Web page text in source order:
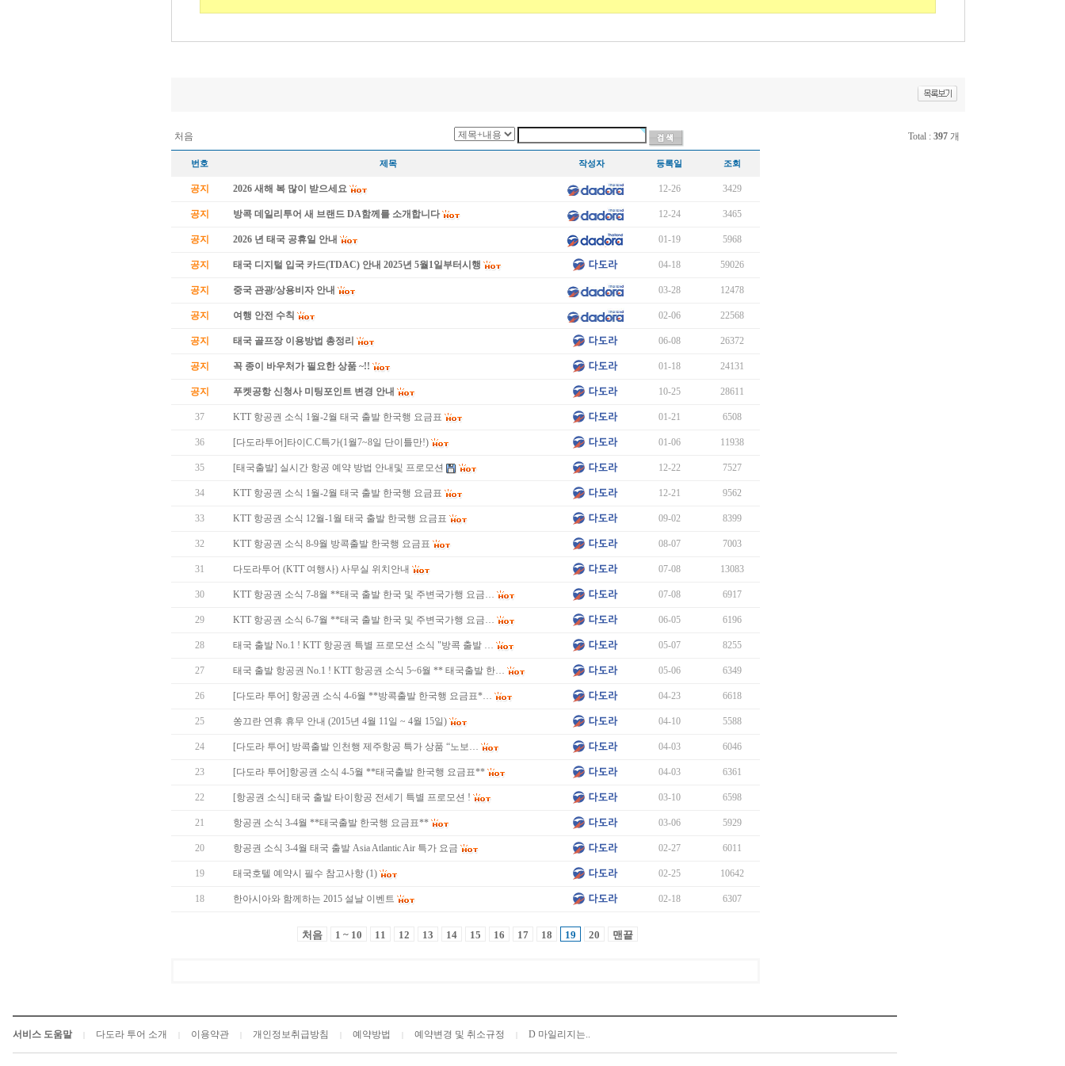
처음 Total : 397 개
번호 제목 작성자 등록일 조회
공지 2026 새해 복 많이 받으세요 12-26 3429
공지 방콕 데일리투어 새 브랜드 DA함께를 소개합니다 12-24 3465
공지 2026 년 태국 공휴일 안내 01-19 5968
공지 태국 디지털 입국 카드(TDAC) 안내 2025년 5월1일부터시행 04-18 59026
공지 중국 관광/상용비자 안내 03-28 12478
공지 여행 안전 수칙 02-06 22568
공지 태국 골프장 이용방법 총정리 06-08 26372
공지 꼭 종이 바우처가 필요한 상품 ~!! 01-18 24131
공지 푸켓공항 신청사 미팅포인트 변경 안내 10-25 28611
37 KTT 항공권 소식 1월-2월 태국 출발 한국행 요금표 01-21 6508
36 [다도라투어]타이C.C특가(1월7~8일 단이틀만!) 01-06 11938
35 [태국출발] 실시간 항공 예약 방법 안내및 프로모션 12-22 7527
34 KTT 항공권 소식 1월-2월 태국 출발 한국행 요금표 12-21 9562
33 KTT 항공권 소식 12월-1월 태국 출발 한국행 요금표 09-02 8399
32 KTT 항공권 소식 8-9월 방콕출발 한국행 요금표 08-07 7003
31 다도라투어 (KTT 여행사) 사무실 위치안내 07-08 13083
30 KTT 항공권 소식 7-8월 **태국 출발 한국 및 주변국가행 요금… 07-08 6917
29 KTT 항공권 소식 6-7월 **태국 출발 한국 및 주변국가행 요금… 06-05 6196
28 태국 출발 No.1 ! KTT 항공권 특별 프로모션 소식 "방콕 출발 … 05-07 8255
27 태국 출발 항공권 No.1 ! KTT 항공권 소식 5~6월 ** 태국출발 한… 05-06 6349
26 [다도라 투어] 항공권 소식 4-6월 **방콕출발 한국행 요금표*… 04-23 6618
25 쏭끄란 연휴 휴무 안내 (2015년 4월 11일 ~ 4월 15일) 04-10 5588
24 [다도라 투어] 방콕출발 인천행 제주항공 특가 상품 “노보… 04-03 6046
23 [다도라 투어]항공권 소식 4-5월 **태국출발 한국행 요금표** 04-03 6361
22 [항공권 소식] 태국 출발 타이항공 전세기 특별 프로모션 ! 03-10 6598
21 항공권 소식 3-4월 **태국출발 한국행 요금표** 03-06 5929
20 항공권 소식 3-4월 태국 출발 Asia Atlantic Air 특가 요금 02-27 6011
19 태국호텔 예약시 필수 참고사항 (1) 02-25 10642
18 한아시아와 함께하는 2015 설날 이벤트 02-18 6307
처음 1 ~ 10 11 12 13 14 15 16 17 18 19 20 맨끝
서비스 도움말 다도라 투어 소개 이용약관 개인정보취급방침 예약방법 예약변경 및 취소규정 D 마일리지는..